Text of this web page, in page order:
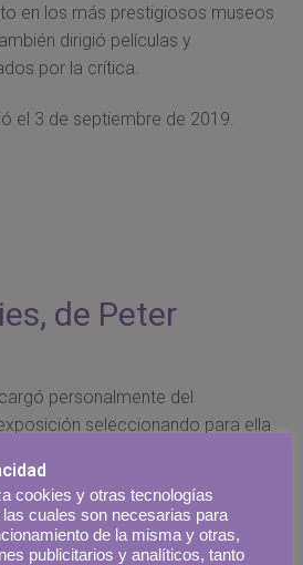
en los más prestigiosos museos
dirigió películas y
por la crítica.
el 3 de septiembre de 2019.
de Peter
personalmente del
seleccionando para ella
personales.
en tres bloques:
cookies y otras tecnologías
cuales son necesarias para
de la misma y otras,
publicitarios y analíticos, tanto